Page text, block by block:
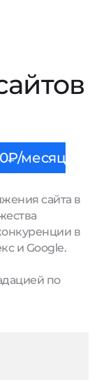
месяц
сайта в
в
и Google.
по